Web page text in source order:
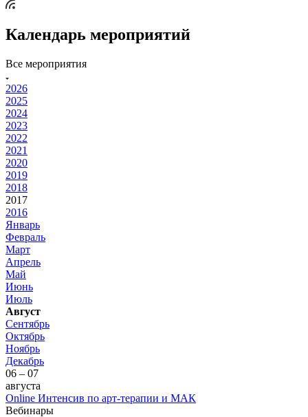
Календарь мероприятий
Все мероприятия
2026
2025
2024
2023
2022
2021
2020
2019
2018
2017
2016
Январь
Февраль
Март
Апрель
Май
Июнь
Июль
Август
Сентябрь
Октябрь
Ноябрь
Декабрь
06 – 07
августа
Online Интенсив по арт-терапии и МАК
Вебинары